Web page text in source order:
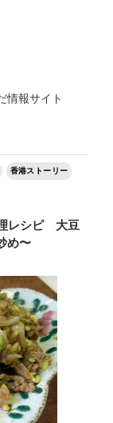
情報サイト
香港ストーリー
レシピ 大豆
め〜